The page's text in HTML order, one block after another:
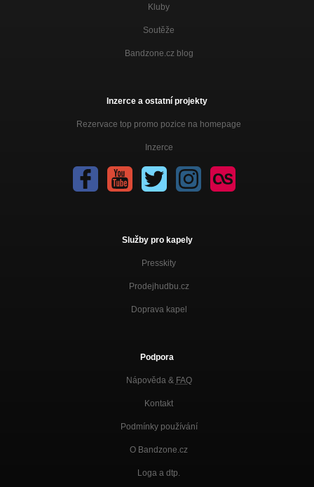
Kluby
Soutěže
Bandzone.cz blog
Inzerce a ostatní projekty
Rezervace top promo pozice na homepage
Inzerce
Služby pro kapely
Presskity
Prodejhudbu.cz
Doprava kapel
Podpora
Nápověda & FAQ
Kontakt
Podmínky používání
O Bandzone.cz
Loga a dtp.